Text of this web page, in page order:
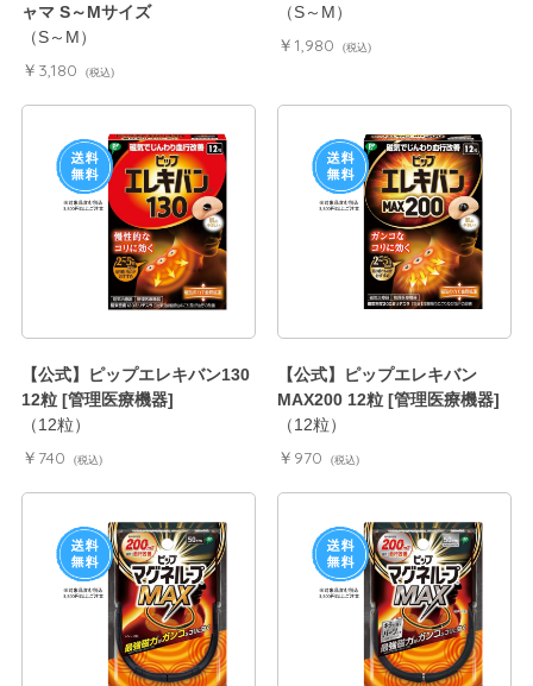
ャマ S～Mサイズ
（S～M）
￥3,180 (税込)
（S～M）
￥1,980 (税込)
【公式】ピップエレキバン130
12粒 [管理医療機器]
（12粒）
￥740 (税込)
【公式】ピップエレキバン
MAX200 12粒 [管理医療機器]
（12粒）
￥970 (税込)